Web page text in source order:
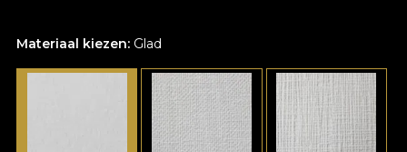
Materiaal kiezen: Glad